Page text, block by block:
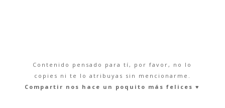
Contenido pensado para tí, por favor, no lo
copies ni te lo atribuyas sin mencionarme.
Compartir nos hace un poquito más felices ♥︎